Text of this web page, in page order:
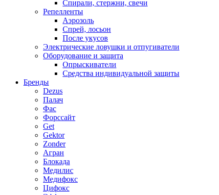
Спирали, стержни, свечи
Репелленты
Аэрозоль
Спрей, лосьон
После укусов
Электрические ловушки и отпугиватели
Оборудование и защита
Опрыскиватели
Средства индивидуальной защиты
Бренды
Dezus
Палач
Фас
Форcсайт
Get
Gektor
Zonder
Агран
Блокада
Медилис
Медифокс
Цифокс